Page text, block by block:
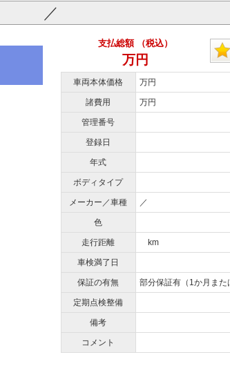
／
支払総額 （税込）
万円
車両本体価格 万円
諸費用 万円
管理番号
登録日
年式
ボディタイプ
メーカー／車種 ／
色
走行距離 km
車検満了日
保証の有無 部分保証有（1か月また
定期点検整備
備考
コメント